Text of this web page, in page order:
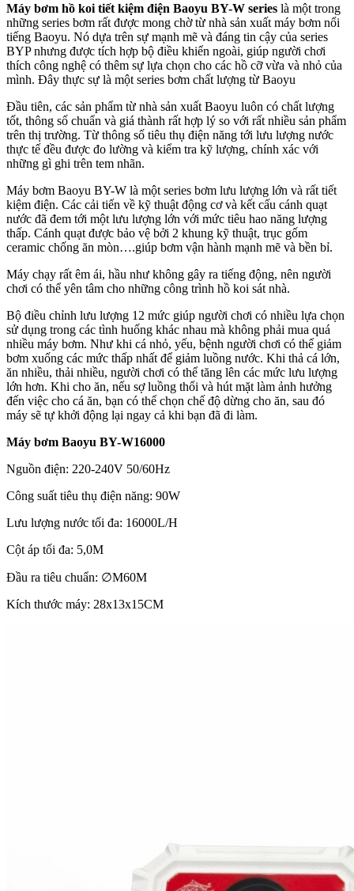
Máy bơm hồ koi tiết kiệm điện Baoyu BY-W series là một trong
những series bơm rất được mong chờ từ nhà sản xuất máy bơm nổi
tiếng Baoyu. Nó dựa trên sự mạnh mẽ và đáng tin cậy của series
BYP nhưng được tích hợp bộ điều khiển ngoài, giúp người chơi
thích công nghệ có thêm sự lựa chọn cho các hồ cỡ vừa và nhỏ của
mình. Đây thực sự là một series bơm chất lượng từ Baoyu
Đầu tiên, các sản phẩm từ nhà sản xuất Baoyu luôn có chất lượng
tốt, thông số chuẩn và giá thành rất hợp lý so với rất nhiều sản phẩm
trên thị trường. Từ thông số tiêu thụ điện năng tới lưu lượng nước
thực tế đều được đo lường và kiểm tra kỹ lượng, chính xác với
những gì ghi trên tem nhãn.
Máy bơm Baoyu BY-W là một series bơm lưu lượng lớn và rất tiết
kiệm điện. Các cải tiến về kỹ thuật động cơ và kết cấu cánh quạt
nước đã đem tới một lưu lượng lớn với mức tiêu hao năng lượng
thấp. Cánh quạt được bảo vệ bởi 2 khung kỹ thuật, trục gốm
ceramic chống ăn mòn….giúp bơm vận hành mạnh mẽ và bền bỉ.
Máy chạy rất êm ái, hầu như không gây ra tiếng động, nên người
chơi có thể yên tâm cho những công trình hồ koi sát nhà.
Bộ điều chỉnh lưu lượng 12 mức giúp người chơi có nhiều lựa chọn
sử dụng trong các tình huống khác nhau mà không phải mua quá
nhiều máy bơm. Như khi cá nhỏ, yếu, bệnh người chơi có thể giảm
bơm xuống các mức thấp nhất để giảm luồng nước. Khi thả cá lớn,
ăn nhiều, thải nhiều, người chơi có thể tăng lên các mức lưu lượng
lớn hơn. Khi cho ăn, nếu sợ luồng thổi và hút mặt làm ảnh hưởng
đến việc cho cá ăn, bạn có thể chọn chế độ dừng cho ăn, sau đó
máy sẽ tự khởi động lại ngay cả khi bạn đã đi làm.
Máy bơm Baoyu BY-W16000
Nguồn điện: 220-240V 50/60Hz
Công suất tiêu thụ điện năng: 90W
Lưu lượng nước tối đa: 16000L/H
Cột áp tối đa: 5,0M
Đầu ra tiêu chuẩn: ∅M60M
Kích thước máy: 28x13x15CM